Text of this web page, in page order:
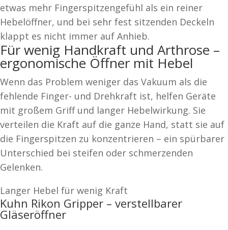
etwas mehr Fingerspitzengefühl als ein reiner
Hebelöffner, und bei sehr fest sitzenden Deckeln
klappt es nicht immer auf Anhieb.
Für wenig Handkraft und Arthrose –
ergonomische Öffner mit Hebel
Wenn das Problem weniger das Vakuum als die
fehlende Finger- und Drehkraft ist, helfen Geräte
mit großem Griff und langer Hebelwirkung. Sie
verteilen die Kraft auf die ganze Hand, statt sie auf
die Fingerspitzen zu konzentrieren – ein spürbarer
Unterschied bei steifen oder schmerzenden
Gelenken.
Langer Hebel für wenig Kraft
Kuhn Rikon Gripper – verstellbarer
Gläseröffner